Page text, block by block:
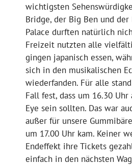
wichtigsten
Bridge, der Big Ben und der
Palace durften natürlich
Freizeit nutzten alle
gingen japanisch essen,
sich in den musikalischen
wiederfanden. Für alle
Fall fest, dass um 16.30
Eye sein sollten. Das war
außer für unsere
um 17.00 Uhr kam. Keiner
Endeffekt ihre Tickets
einfach in den nächsten